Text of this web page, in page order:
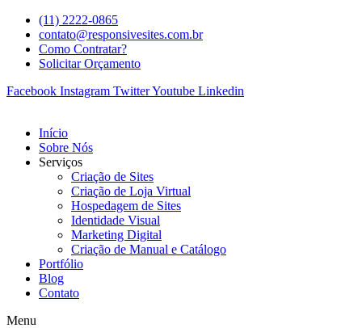
(11) 2222-0865
contato@responsivesites.com.br
Como Contratar?
Solicitar Orçamento
Facebook Instagram TwitterYoutube Linkedin
Início
Sobre Nós
Serviços
Criação de Sites
Criação de Loja Virtual
Hospedagem de Sites
Identidade Visual
Marketing Digital
Criação de Manual e Catálogo
Portfólio
Blog
Contato
Menu